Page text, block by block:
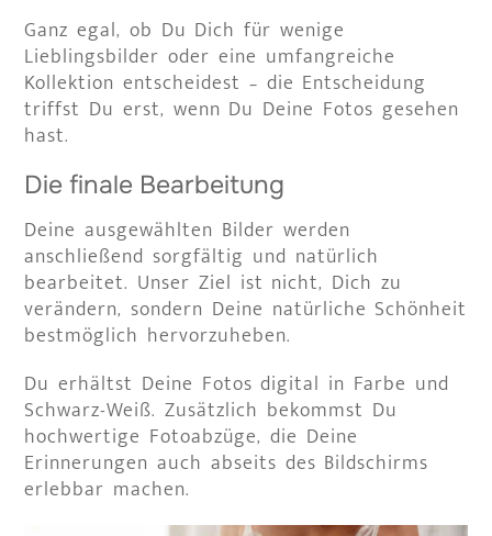
Ganz egal, ob Du Dich für wenige
Lieblingsbilder oder eine umfangreiche
Kollektion entscheidest – die Entscheidung
triffst Du erst, wenn Du Deine Fotos gesehen
hast.
Die finale Bearbeitung
Deine ausgewählten Bilder werden
anschließend sorgfältig und natürlich
bearbeitet. Unser Ziel ist nicht, Dich zu
verändern, sondern Deine natürliche Schönheit
bestmöglich hervorzuheben.
Du erhältst Deine Fotos digital in Farbe und
Schwarz-Weiß. Zusätzlich bekommst Du
hochwertige Fotoabzüge, die Deine
Erinnerungen auch abseits des Bildschirms
erlebbar machen.